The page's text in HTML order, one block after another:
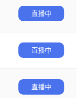
直播中
直播中
直播中